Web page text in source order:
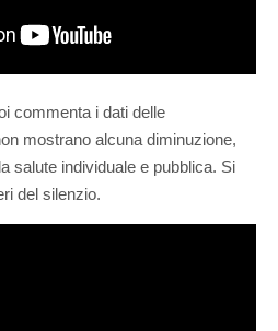
commenta i dati delle
mostrano alcuna diminuzione,
salute individuale e pubblica. Si
del silenzio.